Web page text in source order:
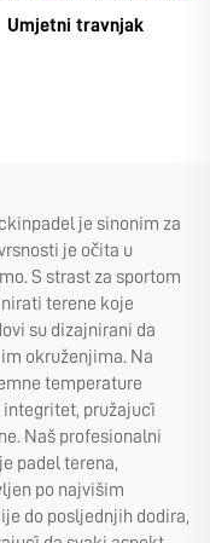
Umjetni travnjak
je sinonim za
je očita u
S strast za sportom
terene koje
su dizajnirani da
okruženjima. Na
temperature
integritet, pružajući
Naš profesionalni
padel terena,
po najvišim
do posljednjih dodira,